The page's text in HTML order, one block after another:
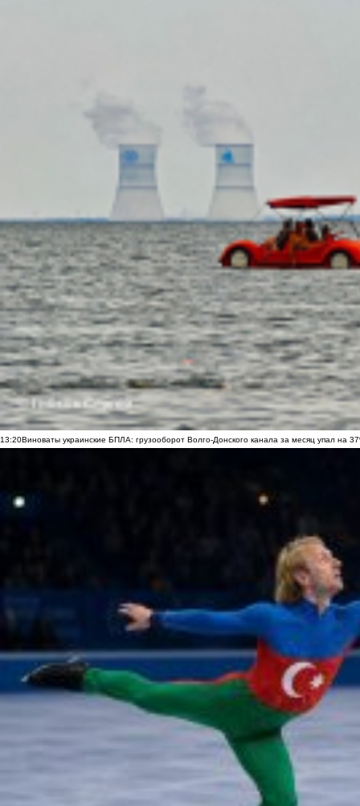
13:20Виноваты украинские БПЛА: грузооборот Волго-Донского канала за месяц упал на